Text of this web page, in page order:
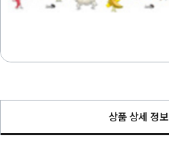
상품 상세 정보